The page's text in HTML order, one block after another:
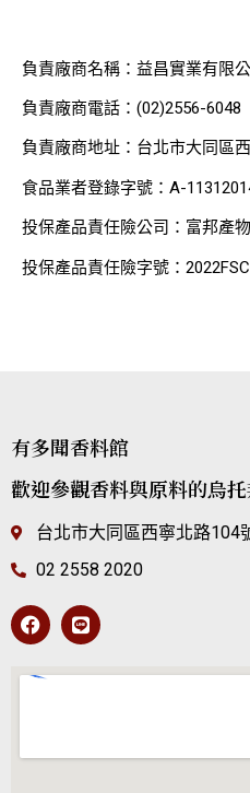
負責廠商名稱：益昌實業有限
負責廠商電話：(02)2556-6048
負責廠商地址：台北市大同區
食品業者登錄字號：A-
投保產品責任險公司：富邦產
投保產品責任險字號：
有多聞香料館
歡迎參觀香料與原料的烏
台北市大同區西寧北路104
02 2558 2020